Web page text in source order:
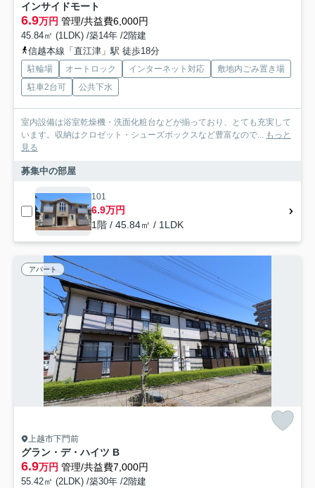
インサイドモート
6.9万円 管理/共益費6,000円
45.84㎡ (1LDK) /築14年 /2階建
信越本線「直江津」駅 徒歩18分
駐輪場 オートロック インターネット対応
敷地内ごみ置き場
駐車2台可
公共下水
室内設備は浴室乾燥機・洗面化粧台などが揃っており、とても充実して
います。収納はクロゼット・シューズボックスなど豊富なので... もっと
見る
募集中の部屋
101
6.9万円
1階 / 45.84㎡ / 1LDK
アパート
上越市下門前
グラン・デ・ハイツ B
6.9万円 管理/共益費7,000円
55.42㎡ (2LDK) /築30年 /2階建